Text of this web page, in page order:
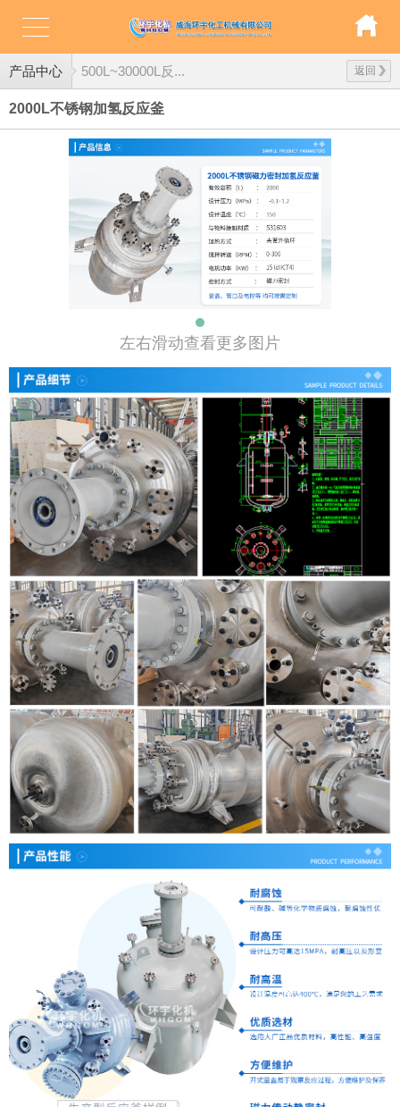
产品中心 返回
500L~30000L反...
2000L不锈钢加氢反应釜
左右滑动查看更多图片